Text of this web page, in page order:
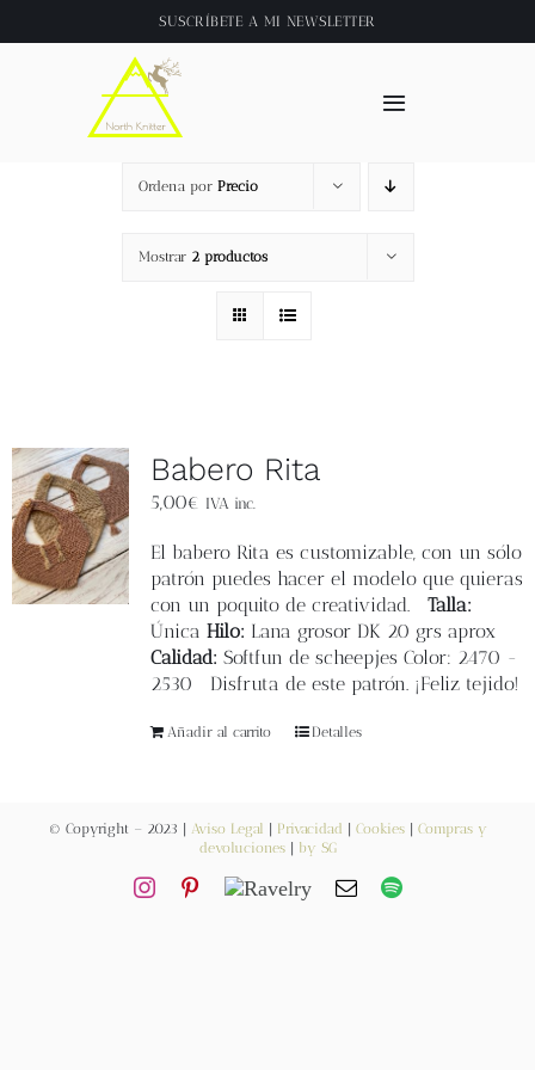
al
SUSCRÍBETE A MI NEWSLETTER
Toggle
Inicio
About
Tienda
Videos
Blog
Contacto
Newsletter
Mi cuenta
Ordena por Precio
Mostrar 2 productos
Babero Rita
5,00€ IVA inc.
El babero Rita es customizable, con un sólo
patrón puedes hacer el modelo que quieras
con un poquito de creatividad. Talla:
Única Hilo: Lana grosor DK 20 grs aprox
Calidad: Softfun de scheepjes Color: 2470 -
2530 Disfruta de este patrón. ¡Feliz tejido!
Añadir al carrito Detalles
© Copyright – 2023 | Aviso Legal Privacidad Cookies| Compras y
devoluciones| by SG